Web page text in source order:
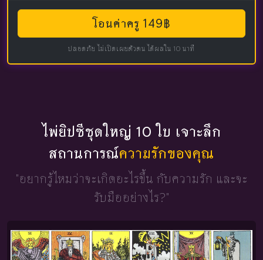
โอนค่าครู 149฿
ปลอดภัย ไม่เปิดเผยตัวตน ได้ผลใน 10 นาที
ไพ่ยิปซีชุดใหญ่ 10 ใบ เจาะลึก
สถานการณ์ความรักของคุณ
"อยากรู้ไหมว่าจะเกิดอะไรขึ้น กับความรัก และจะ
รับมืออย่างไร?"